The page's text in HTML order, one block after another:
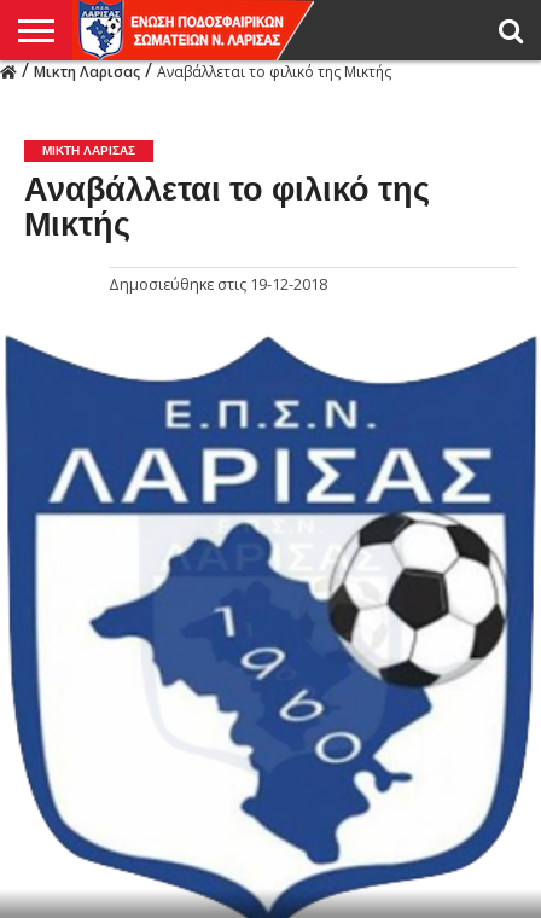
/Μικτη Λαρισας/Αναβάλλεται το φιλικό της Μικτής
ΜΙΚΤΗ ΛΑΡΙΣΑΣ
Αναβάλλεται το φιλικό της
Μικτής
Δημοσιεύθηκε στις 19-12-2018